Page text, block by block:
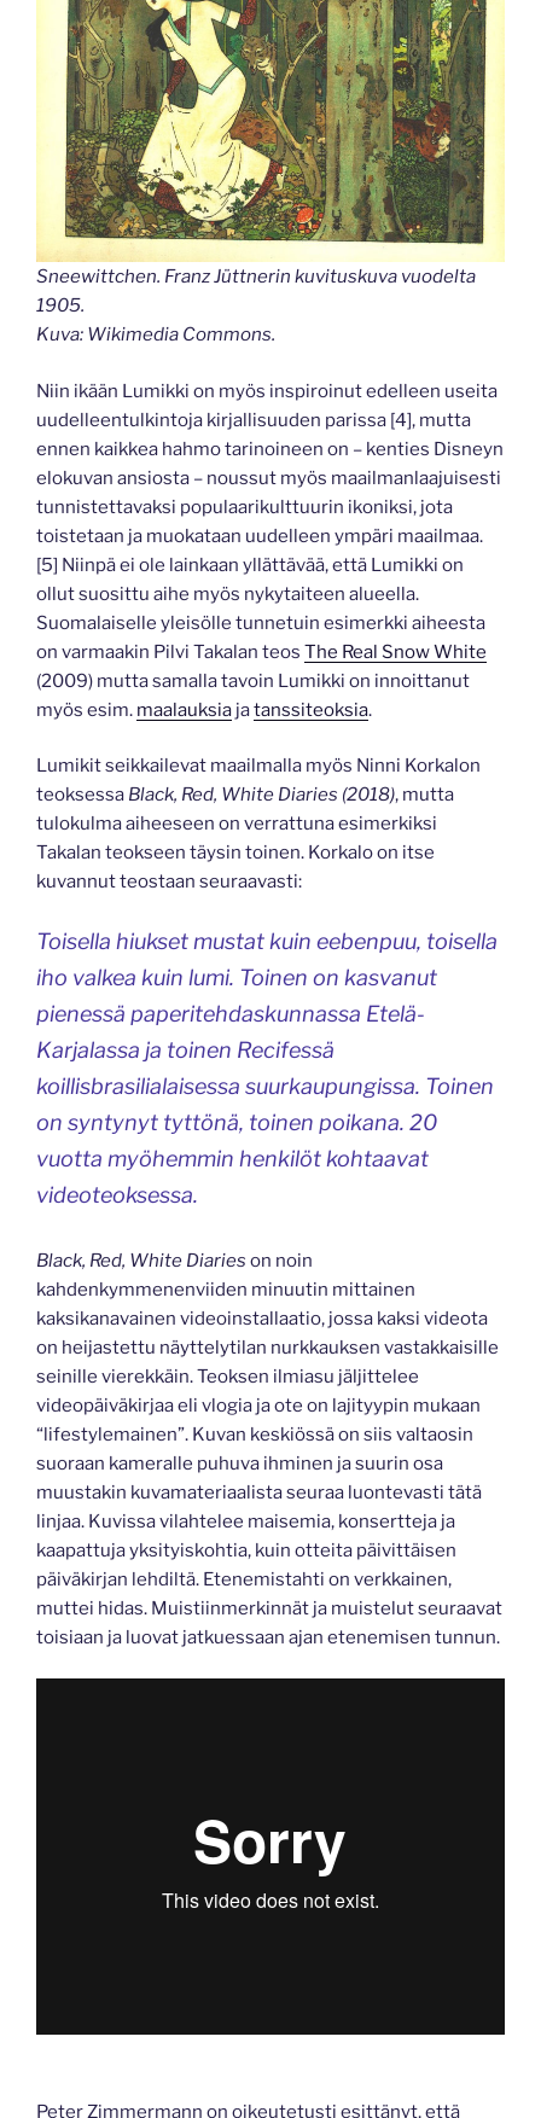
Sneewittchen. Franz Jüttnerin kuvituskuva vuodelta
1905.
Kuva: Wikimedia Commons.
Niin ikään Lumikki on myös inspiroinut edelleen useita
uudelleentulkintoja kirjallisuuden parissa [4], mutta
ennen kaikkea hahmo tarinoineen on – kenties Disneyn
elokuvan ansiosta – noussut myös maailmanlaajuisesti
tunnistettavaksi populaarikulttuurin ikoniksi, jota
toistetaan ja muokataan uudelleen ympäri maailmaa.
[5] Niinpä ei ole lainkaan yllättävää, että Lumikki on
ollut suosittu aihe myös nykytaiteen alueella.
Suomalaiselle yleisölle tunnetuin esimerkki aiheesta
on varmaakin Pilvi Takalan teos The Real Snow White
(2009) mutta samalla tavoin Lumikki on innoittanut
myös esim. maalauksia jatanssiteoksia.
Lumikit seikkailevat maailmalla myös Ninni Korkalon
teoksessa Black, Red, White Diaries (2018), mutta
tulokulma aiheeseen on verrattuna esimerkiksi
Takalan teokseen täysin toinen. Korkalo on itse
kuvannut teostaan seuraavasti:
Toisella hiukset mustat kuin eebenpuu, toisella
iho valkea kuin lumi. Toinen on kasvanut
pienessä paperitehdaskunnassa Etelä-
Karjalassa ja toinen Recifessä
koillisbrasilialaisessa suurkaupungissa. Toinen
on syntynyt tyttönä, toinen poikana. 20
vuotta myöhemmin henkilöt kohtaavat
videoteoksessa.
Black, Red, White Diaries on noin
kahdenkymmenenviiden minuutin mittainen
kaksikanavainen videoinstallaatio, jossa kaksi videota
on heijastettu näyttelytilan nurkkauksen vastakkaisille
seinille vierekkäin. Teoksen ilmiasu jäljittelee
videopäiväkirjaa eli vlogia ja ote on lajityypin mukaan
“lifestylemainen”. Kuvan keskiössä on siis valtaosin
suoraan kameralle puhuva ihminen ja suurin osa
muustakin kuvamateriaalista seuraa luontevasti tätä
linjaa. Kuvissa vilahtelee maisemia, konsertteja ja
kaapattuja yksityiskohtia, kuin otteita päivittäisen
päiväkirjan lehdiltä. Etenemistahti on verkkainen,
muttei hidas. Muistiinmerkinnät ja muistelut seuraavat
toisiaan ja luovat jatkuessaan ajan etenemisen tunnun.
Peter Zimmermann on oikeutetusti esittänyt, että